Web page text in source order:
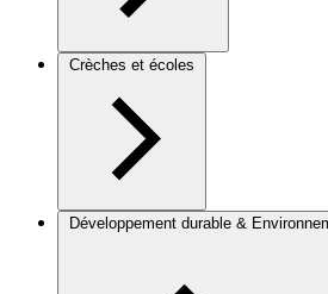
Crèches et écoles
Développement durable &